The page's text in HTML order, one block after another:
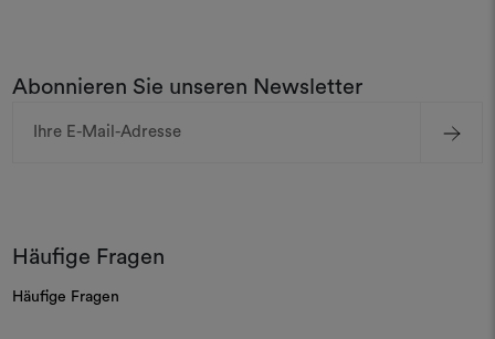
Abonnieren Sie unseren Newsletter
Mail-
Häufige Fragen
Häufige Fragen